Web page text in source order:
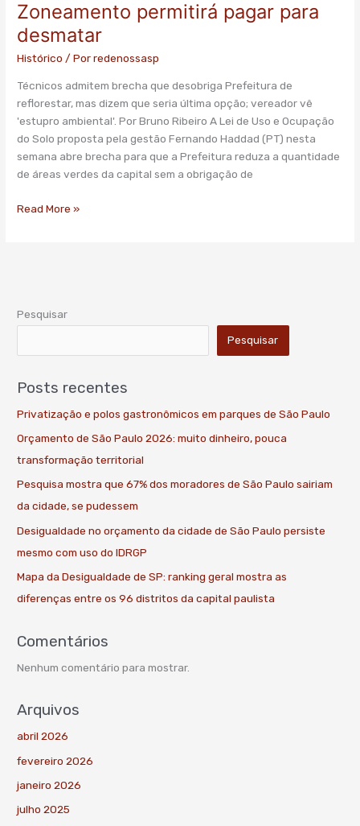
Zoneamento permitirá pagar para
desmatar
Histórico / Porredenossasp
Técnicos admitem brecha que desobriga Prefeitura de
reflorestar, mas dizem que seria última opção; vereador vê
'estupro ambiental'. Por Bruno Ribeiro A Lei de Uso e Ocupação
do Solo proposta pela gestão Fernando Haddad (PT) nesta
semana abre brecha para que a Prefeitura reduza a quantidade
de áreas verdes da capital sem a obrigação de
Zoneamento
permitirá
pagar
para
Read More »
Pesquisar
Pesquisar
Posts recentes
Privatização e polos gastronômicos em parques de São Paulo
Orçamento de São Paulo 2026: muito dinheiro, pouca
transformação territorial
Pesquisa mostra que 67% dos moradores de São Paulo sairiam
da cidade, se pudessem
Desigualdade no orçamento da cidade de São Paulo persiste
mesmo com uso do IDRGP
Mapa da Desigualdade de SP: ranking geral mostra as
diferenças entre os 96 distritos da capital paulista
Comentários
Nenhum comentário para mostrar.
Arquivos
abril 2026
fevereiro 2026
janeiro 2026
julho 2025